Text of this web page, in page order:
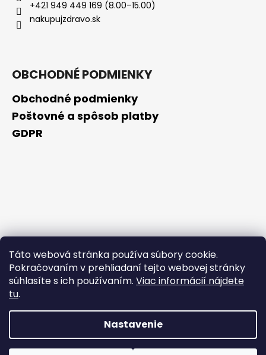
Táto webová stránka používa súbory cookie.
Pokračovaním v prehliadaní tejto webovej stránky
súhlasíte s ich používaním. Viac informácií nájdete
tu.
Nastavenie
Počas horúcich dní neodporúčame doručenie do
+421 949 449 169 (8.00–15.00)
nakupujzdravo.sk
OBCHODNÉ PODMIENKY
Obchodné podmienky
Poštovné a spôsob platby
GDPR
Copyright 2026NAKUPUJZDRAVO.SK. Všetky práva